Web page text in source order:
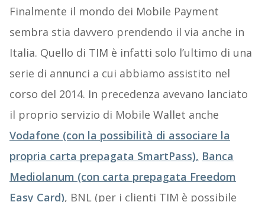
Finalmente il mondo dei Mobile Payment
sembra stia davvero prendendo il via anche in
Italia. Quello di TIM è infatti solo l’ultimo di una
serie di annunci a cui abbiamo assistito nel
corso del 2014. In precedenza avevano lanciato
il proprio servizio di Mobile Wallet anche
Vodafone (con la possibilità di associare la
propria carta prepagata SmartPass), Banca
Mediolanum (con carta prepagata Freedom
Easy Card), BNL (per i clienti TIM è possibile